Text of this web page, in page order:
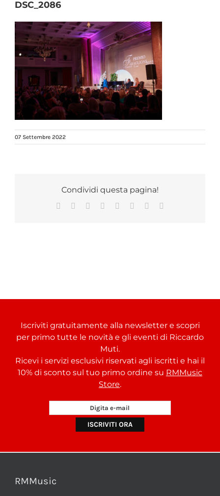
DSC_2086
07 Settembre 2022
Condividi questa pagina!
Facebook Reddit LinkedIn
TumblrPinterest
Iscriviti gratuitamente alla newsletter e scopri
per primo tutte le novità e gli eventi di Riccardo
Muti.
Ricevi i servizi esclusivi riservati agli iscritti e hai il
10% di sconto sul tuo primo ordine su RMMusic
Store.
RMMusic